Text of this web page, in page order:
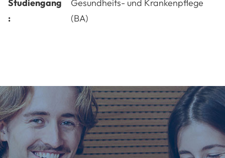
Studiengang
:
Gesundheits- und Krankenpflege
(BA)